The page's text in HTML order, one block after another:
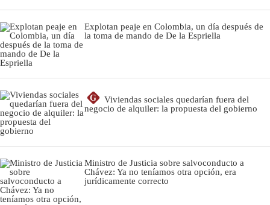
Explotan peaje en Colombia, un día después de
la toma de mando de De la Espriella
G
Viviendas sociales quedarían fuera del
negocio de alquiler: la propuesta del gobierno
Ministro de Justicia sobre salvoconducto a
Chávez: Ya no teníamos otra opción, era
jurídicamente correcto